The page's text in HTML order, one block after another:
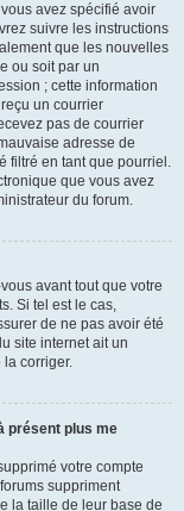
avez spécifié avoir
suivre les instructions
que les nouvelles
ou soit par un
; cette information
un courrier
pas de courrier
adresse de
filtré en tant que pourriel.
que vous avez
du forum.
avant tout que votre
Si tel est le cas,
de ne pas avoir été
site internet ait un
la corriger.
présent plus me
votre compte
suppriment
la taille de leur base de